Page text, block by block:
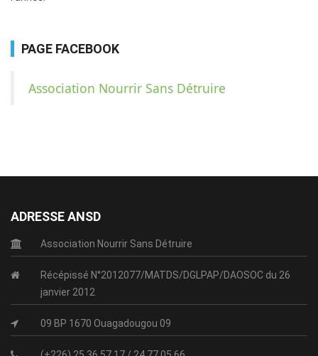
PAGE FACEBOOK
Association Nourrir Sans Détruire
ADRESSE ANSD
Association Nourrir Sans Détruire
Récépissé N°2012077/MATDS/DGLPAP/DAOSOC du 26
janvier 2012
09 BP 1670 Ouagadougou 09